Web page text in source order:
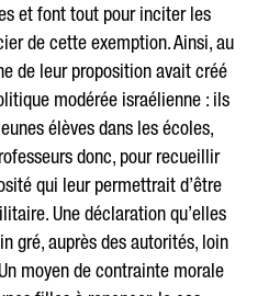
et font tout pour inciter les
de cette exemption. Ainsi, au
de leur proposition avait créé
modérée israélienne : ils
élèves dans les écoles,
donc, pour recueillir
qui leur permettrait d’être
Une déclaration qu’elles
gré, auprès des autorités, loin
moyen de contrainte morale